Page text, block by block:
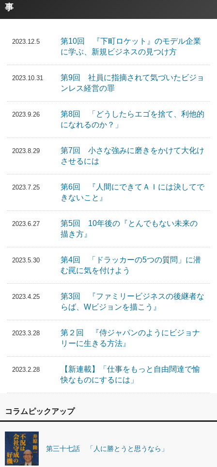
事
2023.12.5
第10回 『下町ロケット』のモデル企業
に学ぶ、新規ビジネスの見つけ方
2023.10.31
第9回 社員に指摘されて気づいたビジョ
ンレス経営の罪
2023.9.26
第8回 「どうしたらエゴを捨て、利他的
になれるのか？」
2023.8.29
第7回 小さな強みに磨きをかけて大化け
させるには
2023.7.25
第6回 『人間にできてＡＩには決してで
きないこと』
2023.6.27
第5回 10年後の『とんでもない未来の
描き方』
2023.5.30
第4回 「ドラッカーの5つの質問」に潜
む罠に気を付けよう
2023.4.25
第3回 『ファミリービジネスの後継者な
らば、Wビジョンを描こう』
2023.3.28
第２回 『侍ジャパンのようにビジョナ
リーに生きる方法』
2023.2.28
【新連載】「仕事をもっと自由闊達で愉
快なものにするには」
コラムピックアップ
第三十七話 「人に勝とうと思うなら」